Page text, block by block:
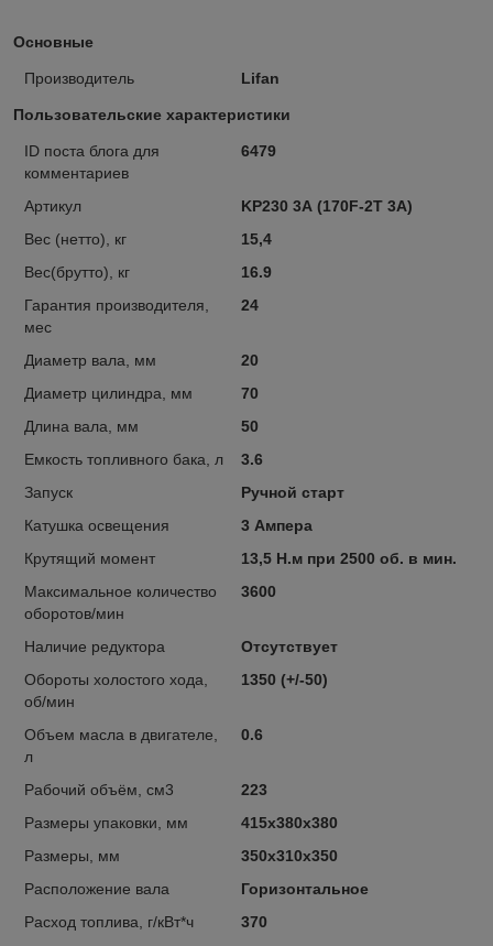
Основные
Производитель Lifan
Пользовательские характеристики
ID поста блога для
комментариев
6479
Артикул
KP230 3А (170F-2T 3А)
Вес (нетто), кг
15,4
Вес(брутто), кг
16.9
Гарантия производителя,
мес
24
Диаметр вала, мм
20
Диаметр цилиндра, мм
70
Длина вала, мм
50
Емкость топливного бака, л
3.6
Запуск
Ручной старт
Катушка освещения
3 Ампера
Крутящий момент
13,5 Н.м при 2500 об. в мин.
Максимальное количество
оборотов/мин
3600
Наличие редуктора
Отсутствует
Обороты холостого хода,
об/мин
1350 (+/-50)
Объем масла в двигателе,
л
0.6
Рабочий объём, см3
223
Размеры упаковки, мм
415х380х380
Размеры, мм
350х310х350
Расположение вала
Горизонтальное
Расход топлива, г/кВт*ч
370